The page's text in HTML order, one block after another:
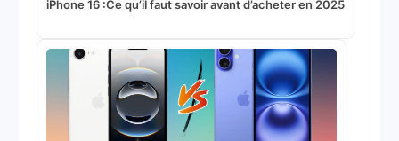
iPhone 16 :Ce qu’il faut savoir avant d’acheter en 2025